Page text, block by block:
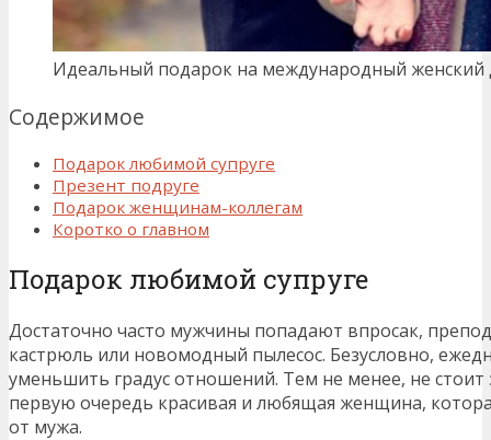
Идеальный подарок на международный женский
Содержимое
Подарок любимой супруге
Презент подруге
Подарок женщинам-коллегам
Коротко о главном
Подарок любимой супруге
Достаточно часто мужчины попадают впросак,
кастрюль или новомодный пылесос. Безусловно,
уменьшить градус отношений. Тем не менее, не стоит
первую очередь красивая и любящая женщина,
от мужа.